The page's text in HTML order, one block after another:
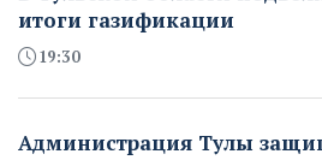
итоги газификации
19:30
Администрация Тулы